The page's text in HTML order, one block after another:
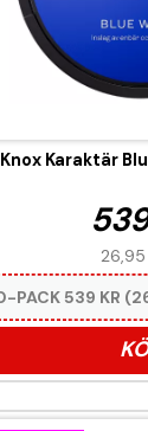
Knox Karaktär